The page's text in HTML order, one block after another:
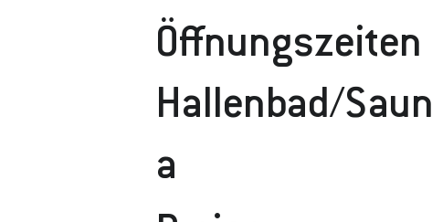
Öffnungszeiten
Hallenbad/Saun
A